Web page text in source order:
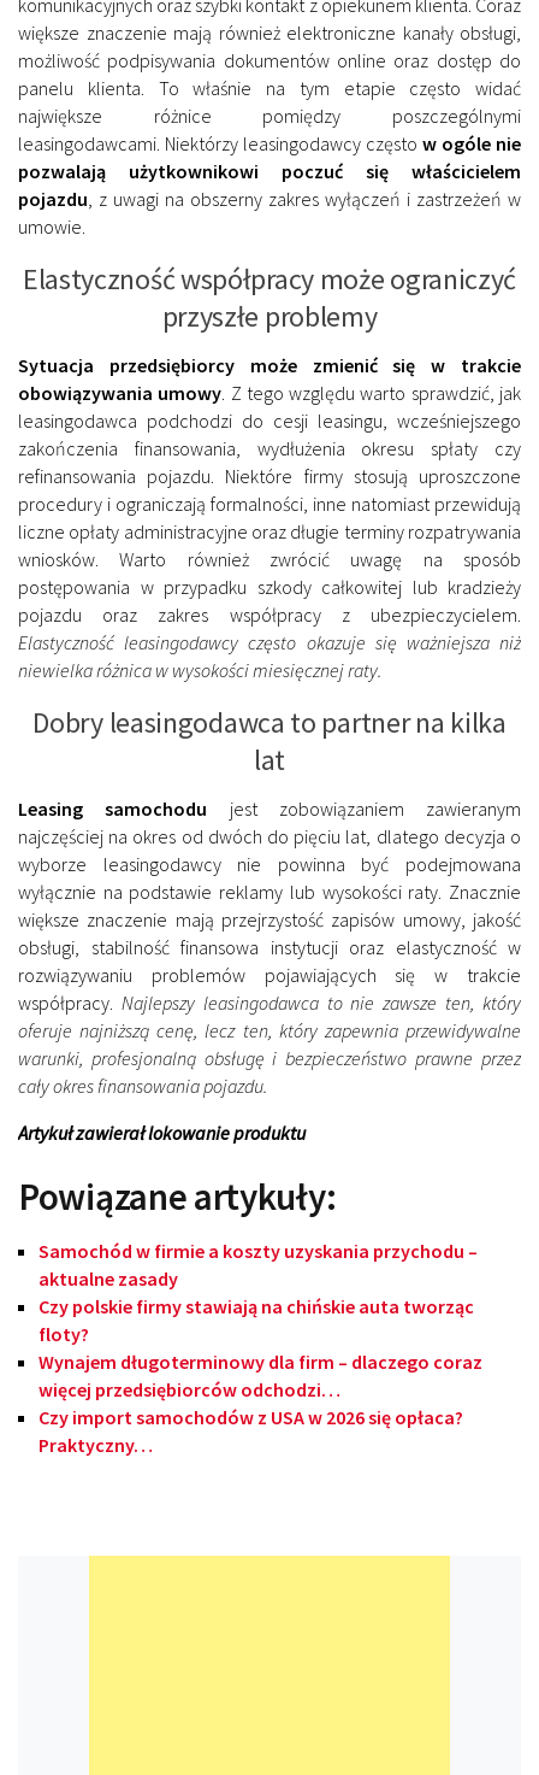
komunikacyjnych oraz szybki kontakt z opiekunem klienta. Coraz
większe znaczenie mają również elektroniczne kanały obsługi,
możliwość podpisywania dokumentów online oraz dostęp do
panelu klienta. To właśnie na tym etapie często widać
największe różnice pomiędzy poszczególnymi
leasingodawcami. Niektórzy leasingodawcy często w ogóle nie
pozwalają użytkownikowi poczuć się właścicielem
pojazdu, z uwagi na obszerny zakres wyłączeń i zastrzeżeń w
umowie.
Elastyczność współpracy może ograniczyć
przyszłe problemy
Sytuacja przedsiębiorcy może zmienić się w trakcie
obowiązywania umowy. Z tego względu warto sprawdzić, jak
leasingodawca podchodzi do cesji leasingu, wcześniejszego
zakończenia finansowania, wydłużenia okresu spłaty czy
refinansowania pojazdu. Niektóre firmy stosują uproszczone
procedury i ograniczają formalności, inne natomiast przewidują
liczne opłaty administracyjne oraz długie terminy rozpatrywania
wniosków. Warto również zwrócić uwagę na sposób
postępowania w przypadku szkody całkowitej lub kradzieży
pojazdu oraz zakres współpracy z ubezpieczycielem.
Elastyczność leasingodawcy często okazuje się ważniejsza niż
niewielka różnica w wysokości miesięcznej raty.
Dobry leasingodawca to partner na kilka
lat
Leasing samochodu jest zobowiązaniem zawieranym
najczęściej na okres od dwóch do pięciu lat, dlatego decyzja o
wyborze leasingodawcy nie powinna być podejmowana
wyłącznie na podstawie reklamy lub wysokości raty. Znacznie
większe znaczenie mają przejrzystość zapisów umowy, jakość
obsługi, stabilność finansowa instytucji oraz elastyczność w
rozwiązywaniu problemów pojawiających się w trakcie
współpracy. Najlepszy leasingodawca to nie zawsze ten, który
oferuje najniższą cenę, lecz ten, który zapewnia przewidywalne
warunki, profesjonalną obsługę i bezpieczeństwo prawne przez
cały okres finansowania pojazdu.
Artykuł zawierał lokowanie produktu
Powiązane artykuły:
Samochód w firmie a koszty uzyskania przychodu –
aktualne zasady
Czy polskie firmy stawiają na chińskie auta tworząc
floty?
Wynajem długoterminowy dla firm – dlaczego coraz
więcej przedsiębiorców odchodzi…
Czy import samochodów z USA w 2026 się opłaca?
Praktyczny…